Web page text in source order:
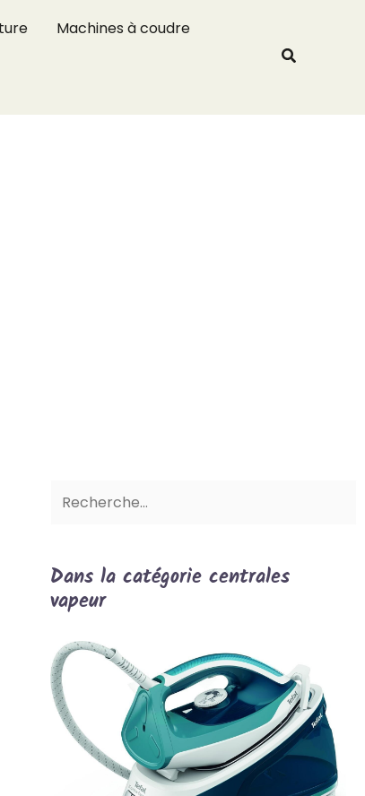
Machines à coudre
Dans la catégorie centrales
vapeur